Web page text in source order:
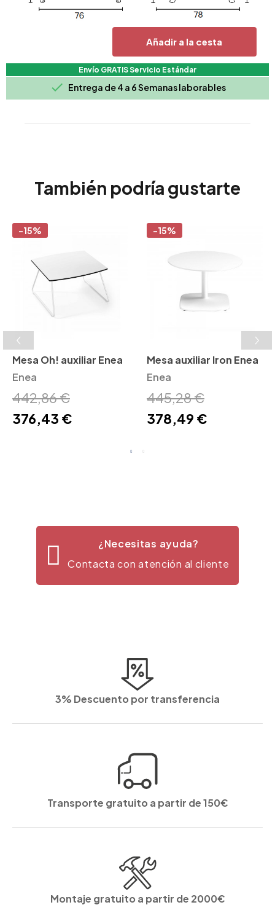
Añadir a la cesta
Envío GRATIS Servicio Estándar
 Entrega de 4 a 6 Semanas laborables
También podría gustarte
-15%
Mesa Oh! auxiliar Enea
Enea
442,86 €
376,43 €
-15%
Mesa auxiliar Iron Enea
Enea
445,28 €
378,49 €
¿Necesitas ayuda?
Contacta con atención al cliente
3% Descuento por transferencia
Transporte gratuito a partir de 150€
Montaje gratuito a partir de 2000€